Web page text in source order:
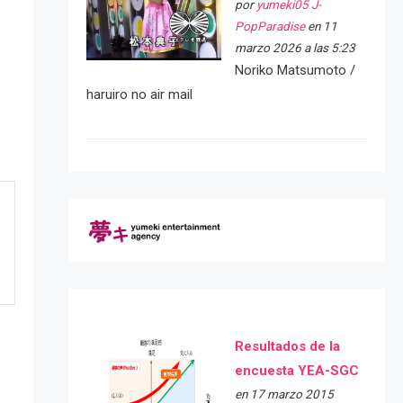
por yumeki05 J-
PopParadiseen 11
marzo 2026 a las 5:23
Noriko Matsumoto /
haruiro no air mail
Resultados de la
encuesta YEA-SGC
en 17 marzo 2015